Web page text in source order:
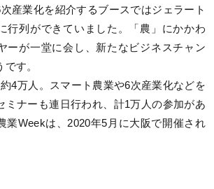
産業化を紹介するブースではジェラート
行列ができていました。「農」にかかわ
ーが一堂に会し、新たなビジネスチャン
す。
4万人。スマート農業や6次産業化などを
ミナーも連日行われ、計1万人の参加があ
業Weekは、2020年5月に大阪で開催され